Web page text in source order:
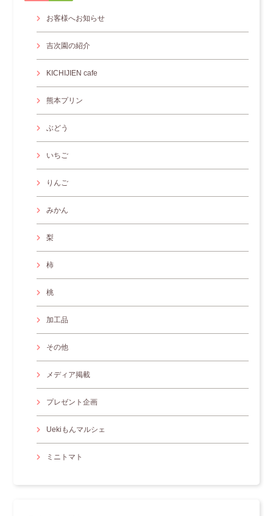
お客様へお知らせ
吉次園の紹介
KICHIJIEN cafe
熊本プリン
ぶどう
いちご
りんご
みかん
梨
柿
桃
加工品
その他
メディア掲載
プレゼント企画
Uekiもんマルシェ
ミニトマト